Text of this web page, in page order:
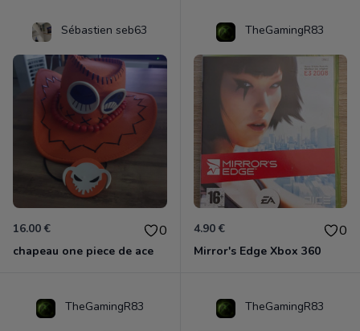
Sébastien seb63
16.00 € 0
chapeau one piece de ace
TheGamingR83
4.90 € 0
Mirror's Edge Xbox 360
TheGamingR83 TheGamingR83